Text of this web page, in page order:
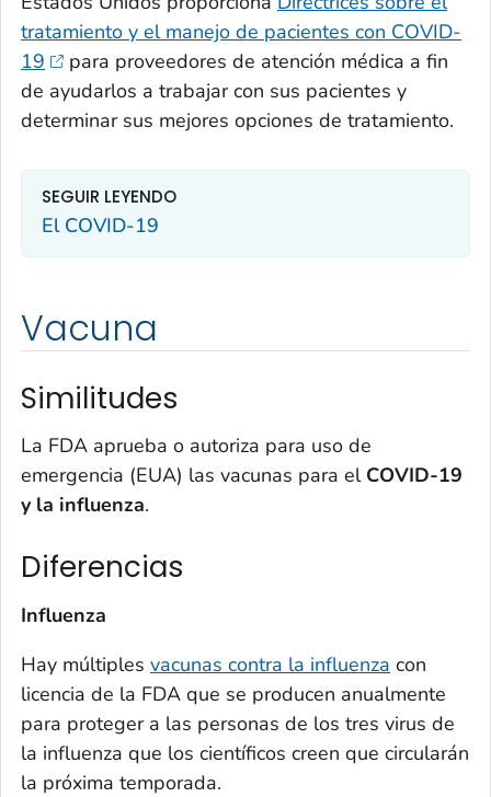
tratamiento y el manejo de pacientes con COVID-
19
para proveedores de atención médica a fin
de ayudarlos a trabajar con sus pacientes y
determinar sus mejores opciones de tratamiento.
SEGUIR LEYENDO
El COVID-19
Vacuna
Similitudes
La FDA aprueba o autoriza para uso de
emergencia (EUA) las vacunas para el COVID-19
y la influenza.
Diferencias
Influenza
Hay múltiples vacunas contra la influenza con
licencia de la FDA que se producen anualmente
para proteger a las personas de los tres virus de
la influenza que los científicos creen que circularán
la próxima temporada.